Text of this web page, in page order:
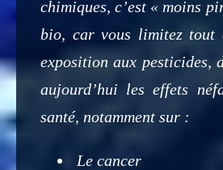
chimiques, c’est « moins
bio, car vous limitez tout
exposition aux pesticides,
aujourd’hui les effets
santé, notamment sur :
Le cancer